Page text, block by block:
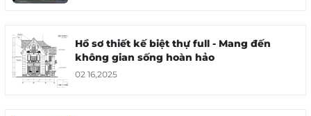
Hồ sơ thiết kế biệt thự full - Mang đến
không gian sống hoàn hảo
02 16,2025